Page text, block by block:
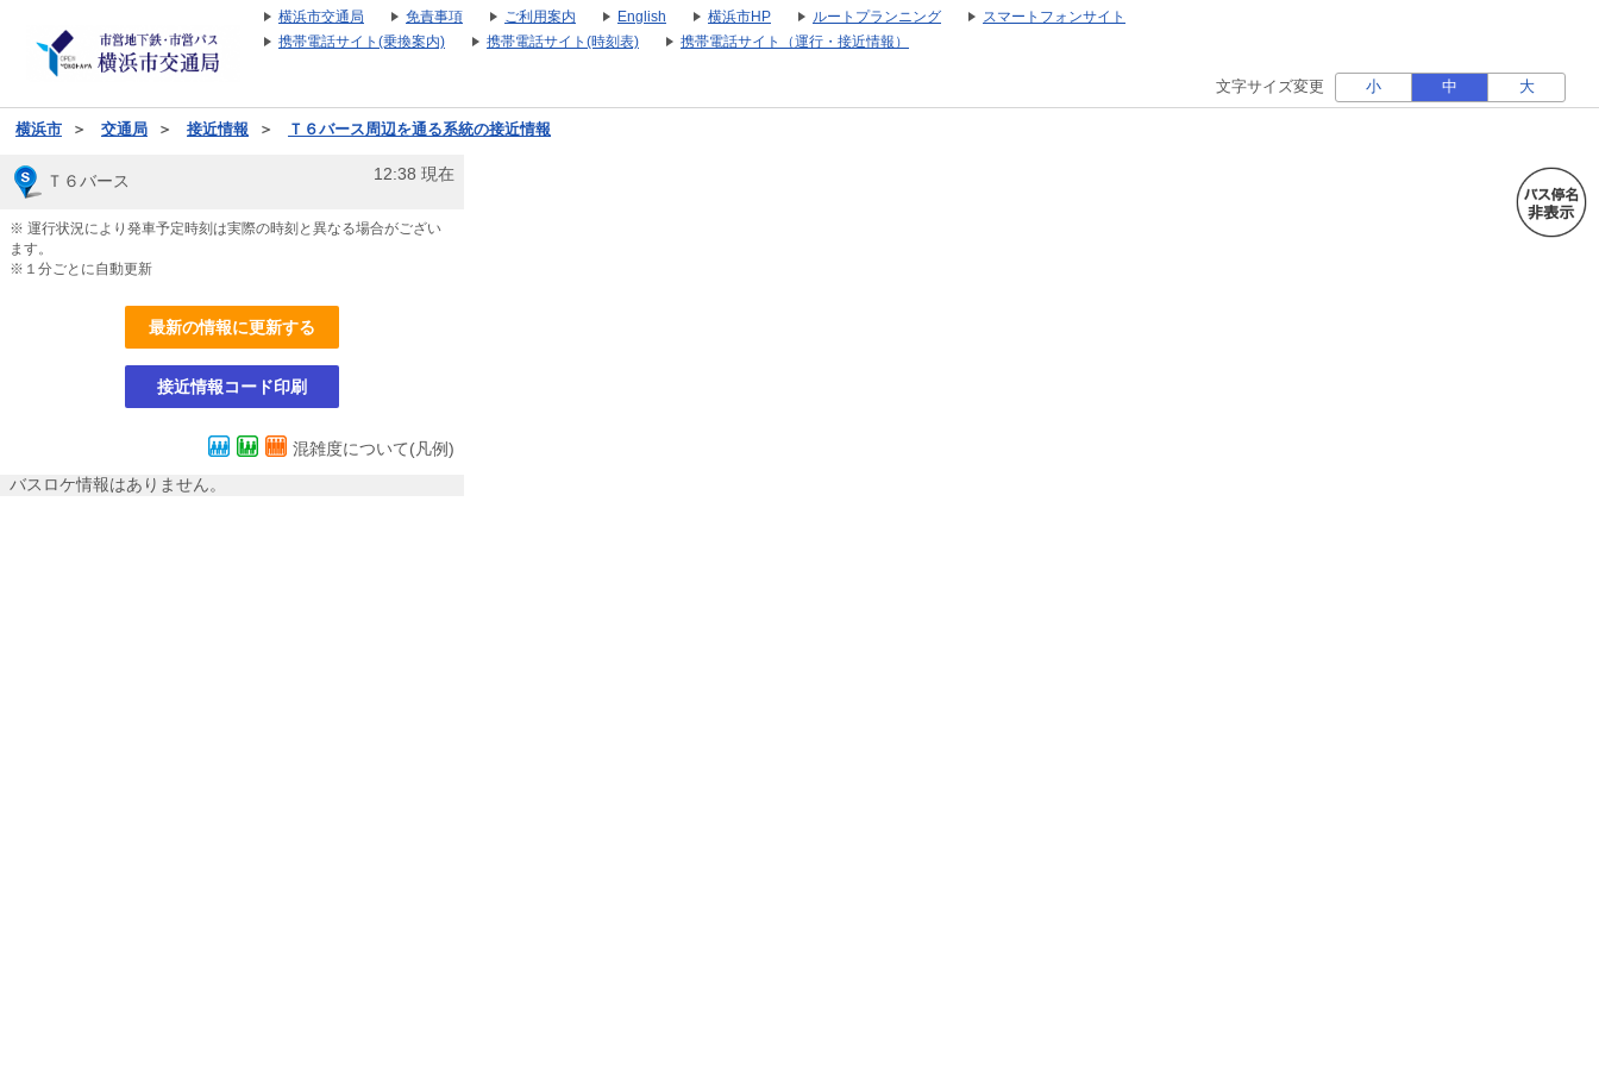
横浜市交通局 免責事項 ご利用案内 English 横浜市HP ルートプランニング
スマートフォンサイト
携帯電話サイト(乗換案内)
携帯電話サイト(時刻表) 携帯電話サイト（運行・接近情報）
文字サイズ変更 小 中 大
横浜市 ＞ 交通局 ＞ 接近情報 ＞ Ｔ６バース周辺を通る系統の接近情報
Ｔ６バース 12:38 現在
※ 運行状況により発車予定時刻は実際の時刻と異なる場合がござい
ます。
※１分ごとに自動更新
最新の情報に更新する
接近情報コード印刷
混雑度について(凡例)
バスロケ情報はありません。